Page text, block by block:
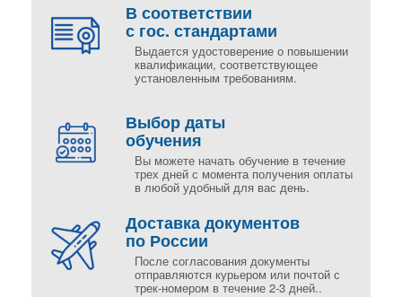
В соответствии
с гос. стандартами
Выдается удостоверение о повышении
квалификации, соответствующее
установленным требованиям.
Выбор даты
обучения
Вы можете начать обучение в течение
трех дней с момента получения оплаты
в любой удобный для вас день.
Доставка документов
по России
После согласования документы
отправляются курьером или почтой с
трек-номером в течение 2-3 дней..